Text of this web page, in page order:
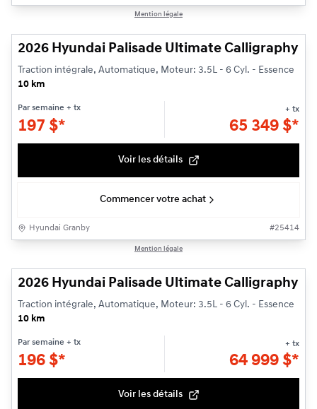
Mention légale
2026 Hyundai Palisade Ultimate Calligraphy
Traction intégrale, Automatique, Moteur: 3.5L - 6 Cyl. - Essence
10 km
Par semaine + tx
197 $*
+ tx
65 349 $*
Voir les détails
Commencer votre achat
Hyundai Granby #25414
Mention légale
2026 Hyundai Palisade Ultimate Calligraphy
Traction intégrale, Automatique, Moteur: 3.5L - 6 Cyl. - Essence
10 km
Par semaine + tx
196 $*
+ tx
64 999 $*
Voir les détails